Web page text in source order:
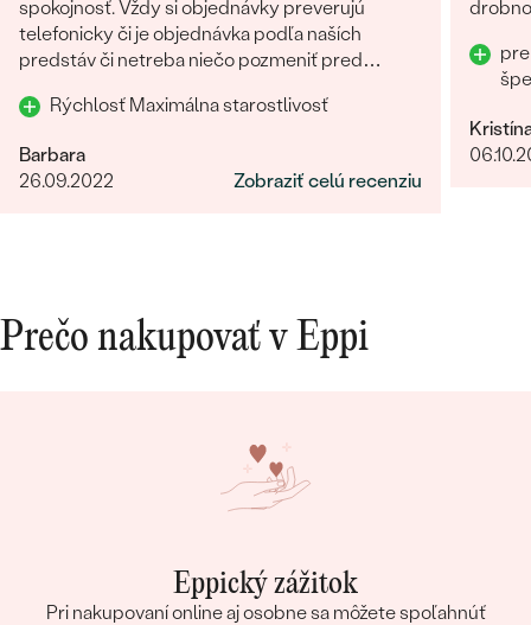
spokojnosť. Vždy si objednávky preverujú
telefonicky či je objednávka podľa naších
predstáv či netreba niečo pozmeniť pred
Rýchlosť Maximálna starostlivosť
Barbara
26.09.2022
Zobraziť celú recenziu
Prečo nakupovať v Eppi
Eppický zážitok
Pri nakupovaní online aj osobne sa môžete spoľahnúť